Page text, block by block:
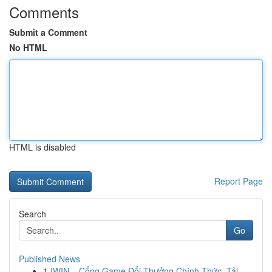
Comments
Submit a Comment
No HTML
HTML is disabled
Report Page
Search
Go
Published News